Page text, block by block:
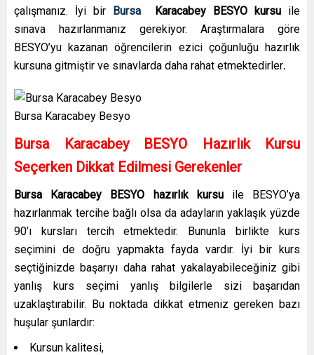
çalışmanız. İyi bir Bursa Karacabey BESYO kursu ile
sınava hazırlanmanız gerekiyor. Araştırmalara göre
BESYO’yu kazanan öğrencilerin ezici çoğunluğu hazırlık
kursuna gitmiştir ve sınavlarda daha rahat etmektedirler.
Bursa Karacabey Besyo
Bursa Karacabey BESYO Hazırlık Kursu
Seçerken Dikkat Edilmesi Gerekenler
Bursa Karacabey BESYO hazırlık kursu ile BESYO’ya
hazırlanmak tercihe bağlı olsa da adayların yaklaşık yüzde
90’ı kursları tercih etmektedir. Bununla birlikte kurs
seçimini de doğru yapmakta fayda vardır. İyi bir kurs
seçtiğinizde başarıyı daha rahat yakalayabileceğiniz gibi
yanlış kurs seçimi yanlış bilgilerle sizi başarıdan
uzaklaştırabilir. Bu noktada dikkat etmeniz gereken bazı
huşular şunlardır:
Kursun kalitesi,